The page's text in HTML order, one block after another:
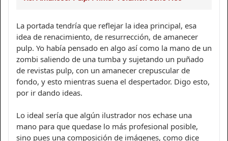
La portada tendría que reflejar la idea principal, esa
idea de renacimiento, de resurrección, de amanecer
pulp. Yo había pensado en algo así como la mano de un
zombi saliendo de una tumba y sujetando un puñado
de revistas pulp, con un amanecer crepuscular de
fondo, y esto mientras suena el despertador. Digo esto,
por ir dando ideas.
Lo ideal sería que algún ilustrador nos echase una
mano para que quedase lo más profesional posible,
sino pues una composición de imágenes, como dice